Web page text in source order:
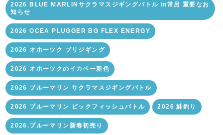
2026 BLUE MARLINサクラマスジギングバトル in常呂 重要なお
知らせ
2026 OCEA PLUGGER BG FLEX ENERGY
2026 オホーツク ブリジギング
2026 オホーツクのイカベー新色
2026 ブルーマリン サクラマスジギングバトル
2026 ブルーマリン ビックフィッシュバトル 2026 鮭釣り
2026.ブルーマリン新春初売り